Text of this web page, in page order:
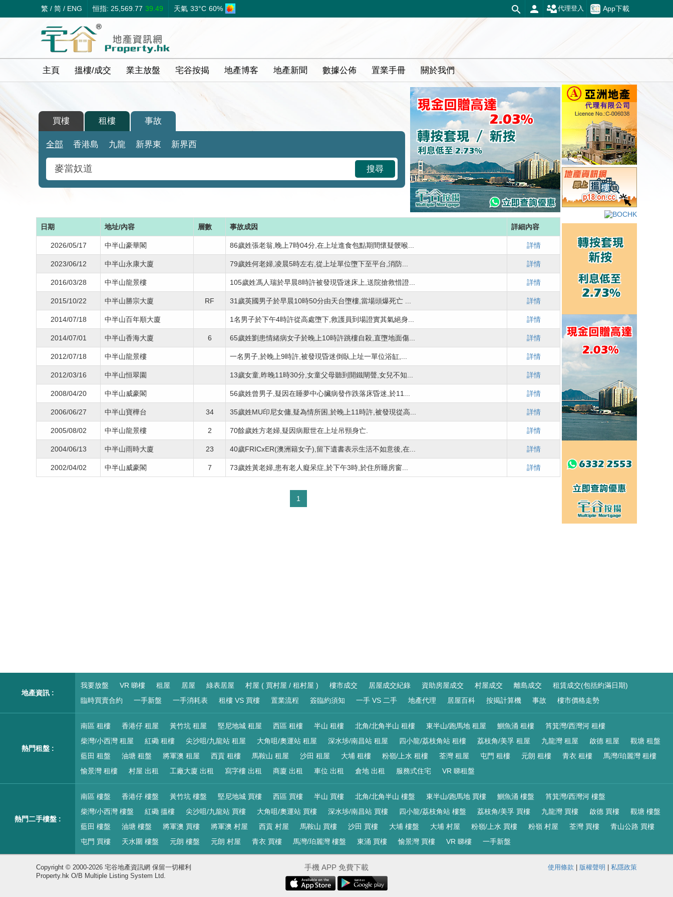
繁 / 简 / ENG 恒指: 25,569.77 39.49 天氣 33°C 60% App下載
代理登入
主頁 搵樓/成交 業主放盤 宅谷按揭 地產博客 地產新聞 數據公佈 置業手冊 關於我們
買樓 租樓 事故
全部 香港島 九龍 新界東 新界西
搜尋
日期 地址/內容 層數 事故成因 詳細內容
2026/05/17 中半山豪華閣 86歲姓張老翁,晚上7時04分,在上址進食包點期間懷疑骾喉... 詳情
2023/06/12 中半山永康大廈 79歲姓何老婦,凌晨5時左右,從上址單位墮下至平台,消防... 詳情
2016/03/28 中半山龍景樓 105歲姓馮人瑞於早晨8時許被發現昏迷床上,送院搶救惜證... 詳情
2015/10/22 中半山勝宗大廈 RF 31歲英國男子於早晨10時50分由天台墮樓,當場頭爆死亡 ... 詳情
2014/07/18 中半山百年順大廈 1名男子於下午4時許從高處墮下,救護員到場證實其氣絕身... 詳情
2014/07/01 中半山香海大廈 6 65歲姓劉患情緒病女子於晚上10時許跳樓自殺,直墮地面傷... 詳情
2012/07/18 中半山龍景樓 一名男子,於晚上9時許,被發現昏迷倒臥上址一單位浴缸,... 詳情
2012/03/16 中半山恒翠園 13歲女童,昨晚11時30分,女童父母聽到開鐵閘聲,女兒不知... 詳情
2008/04/20 中半山威豪閣 56歲姓曾男子,疑因在睡夢中心臟病發作跌落床昏迷,於11... 詳情
2006/06/27 中半山寶樺台 34 35歲姓MU印尼女傭,疑為情所困,於晚上11時許,被發現從高... 詳情
2005/08/02 中半山龍景樓 2 70餘歲姓方老婦,疑因病厭世在上址吊頸身亡. 詳情
2004/06/13 中半山雨時大廈 23 40歲FRICxER(澳洲籍女子),留下遺書表示生活不如意後,在... 詳情
2002/04/02 中半山威豪閣 7 73歲姓黃老婦,患有老人癡呆症,於下午3時,於住所睡房窗... 詳情
1
地產資訊 :
我要放盤 VR 睇樓 租屋 居屋 綠表居屋 村屋 ( 買村屋 / 租村屋 ) 樓市成交 居屋成交紀錄 資助房屋成交 村屋成交 離島成交
租賃成交(包括約滿日期)
臨時買賣合約
一手新盤 一手消耗表 租樓 VS 買樓 置業流程 簽臨約須知 一手 VS 二手 地產代理 居屋百科 按揭計算機 事故 樓市價格走勢
熱門租盤 :
南區 租樓 香港仔 租屋 黃竹坑 租屋 堅尼地城 租屋 西區 租樓 半山 租樓 北角/北角半山 租樓 東半山/跑馬地 租屋 鰂魚涌 租樓
筲箕灣/西灣河 租樓
柴灣/小西灣 租屋
紅磡 租樓 尖沙咀/九龍站 租屋 大角咀/奧運站 租屋 深水埗/南昌站 租屋 四小龍/荔枝角站 租樓 荔枝角/美孚 租屋 九龍灣 租屋 啟德 租屋
觀塘 租盤
藍田 租盤
油塘 租盤 將軍澳 租屋 西貢 租樓 馬鞍山 租屋 沙田 租屋 大埔 租樓 粉嶺/上水 租樓 荃灣 租屋 屯門 租樓 元朗 租樓 青衣 租樓
馬灣/珀麗灣 租樓
愉景灣 租樓
村屋 出租 工廠大廈 出租 寫字樓 出租 商廈 出租 車位 出租 倉地 出租 服務式住宅 VR 睇租盤
熱門二手樓盤 :
南區 樓盤 香港仔 樓盤 黃竹坑 樓盤 堅尼地城 買樓 西區 買樓 半山 買樓 北角/北角半山 樓盤 東半山/跑馬地 買樓 鰂魚涌 樓盤
筲箕灣/西灣河 樓盤
柴灣/小西灣 樓盤
紅磡 搵樓 尖沙咀/九龍站 買樓 大角咀/奧運站 買樓 深水埗/南昌站 買樓 四小龍/荔枝角站 樓盤 荔枝角/美孚 買樓 九龍灣 買樓 啟德 買樓
觀塘 樓盤
藍田 樓盤
油塘 樓盤 將軍澳 買樓 將軍澳 村屋 西貢 村屋 馬鞍山 買樓 沙田 買樓 大埔 樓盤 大埔 村屋 粉嶺/上水 買樓 粉嶺 村屋 荃灣 買樓
青山公路 買樓
屯門 買樓
天水圍 樓盤 元朗 樓盤 元朗 村屋 青衣 買樓 馬灣/珀麗灣 樓盤 東涌 買樓 愉景灣 買樓 VR 睇樓 一手新盤
Copyright © 2000-2026 宅谷地產資訊網 保留一切權利
Property.hk O/B Multiple Listing System Ltd.
手機 APP 免費下載 使用條款 | 版權聲明 | 私隱政策